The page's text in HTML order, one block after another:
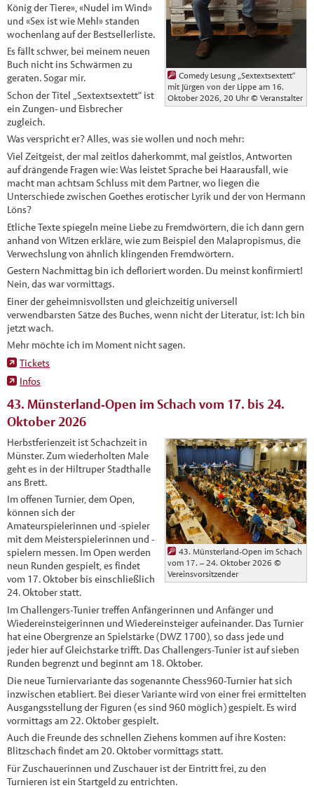
Comedy Lesung „Sextextsextett“
mit Jürgen von der Lippe am 16.
Oktober 2026, 20 Uhr © Veranstalter
König der Tiere», «Nudel im Wind»
und «Sex ist wie Mehl» standen
wochenlang auf der Bestsellerliste.
Es fällt schwer, bei meinem neuen
Buch nicht ins Schwärmen zu
geraten. Sogar mir.
Schon der Titel „Sextextsextett“ ist
ein Zungen- und Eisbrecher
zugleich.
Was verspricht er? Alles, was sie wollen und noch mehr:
Viel Zeitgeist, der mal zeitlos daherkommt, mal geistlos, Antworten
auf drängende Fragen wie: Was leistet Sprache bei Haarausfall, wie
macht man achtsam Schluss mit dem Partner, wo liegen die
Unterschiede zwischen Goethes erotischer Lyrik und der von Hermann
Löns?
Etliche Texte spiegeln meine Liebe zu Fremdwörtern, die ich dann gern
anhand von Witzen erkläre, wie zum Beispiel den Malapropismus, die
Verwechslung von ähnlich klingenden Fremdwörtern.
Gestern Nachmittag bin ich defloriert worden. Du meinst konfirmiert!
Nein, das war vormittags.
Einer der geheimnisvollsten und gleichzeitig universell
verwendbarsten Sätze des Buches, wenn nicht der Literatur, ist: Ich bin
jetzt wach.
Mehr möchte ich im Moment nicht sagen.
Tickets
Infos
43. Münsterland-Open im Schach vom 17. bis 24.
Oktober 2026
43. Münsterland-Open im Schach
vom 17. – 24. Oktober 2026 ©
Vereinsvorsitzender
Herbstferienzeit ist Schachzeit in
Münster. Zum wiederholten Male
geht es in der Hiltruper Stadthalle
ans Brett.
Im offenen Turnier, dem Open,
können sich der
Amateurspielerinnen und -spieler
mit dem Meisterspielerinnen und -
spielern messen. Im Open werden
neun Runden gespielt, es findet
vom 17. Oktober bis einschließlich
24. Oktober statt.
Im Challengers-Tunier treffen Anfängerinnen und Anfänger und
Wiedereinsteigerinnen und Wiedereinsteiger aufeinander. Das Turnier
hat eine Obergrenze an Spielstärke (DWZ 1700), so dass jede und
jeder hier auf Gleichstarke trifft. Das Challengers-Tunier ist auf sieben
Runden begrenzt und beginnt am 18. Oktober.
Die neue Turniervariante das sogenannte Chess960-Turnier hat sich
inzwischen etabliert. Bei dieser Variante wird von einer frei ermittelten
Ausgangsstellung der Figuren (es sind 960 möglich) gespielt. Es wird
vormittags am 22. Oktober gespielt.
Auch die Freunde des schnellen Ziehens kommen auf ihre Kosten:
Blitzschach findet am 20. Oktober vormittags statt.
Für Zuschauerinnen und Zuschauer ist der Eintritt frei, zu den
Turnieren ist ein Startgeld zu entrichten.